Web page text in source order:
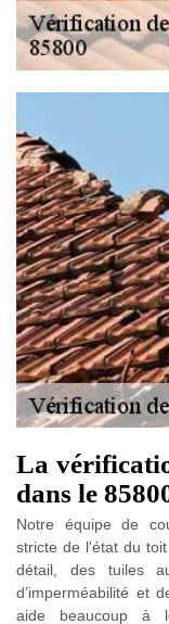
La
dans le
Notre équipe de
stricte de l'état du
détail, des tuiles
d’imperméabilité et
aide beaucoup à